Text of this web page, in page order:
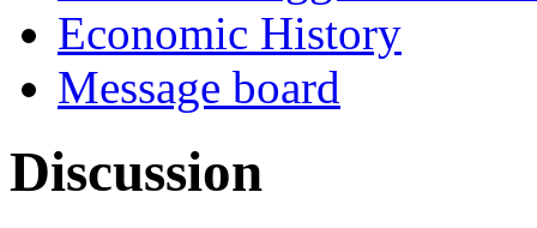
Economic History
Message board
Discussion